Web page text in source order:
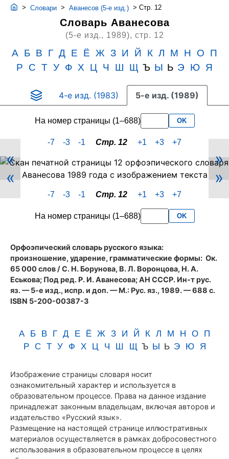
> Словари > Аванесов (5-е изд.) > Стр. 12
Словарь Аванесова
(5-е изд., 1989), стр. 12
А Б В Г Д Е Ё Ж З И Й К Л М Н О
П
Р
С Т У Ф Х Ц Ч Ш Щ Ъ Ы Ь Э Ю Я
4-е изд. (1983) 5-е изд. (1989)
На номер страницы (1–688) OK
-7 -3 -1 Стр. 12 +1 +3 +7
Скан
PDF-
страницы
12
Аванесова
«
»
«
»
-7 -3 -1 Стр. 12 +1 +3 +7
На номер страницы (1–688) OK
Орфоэпический словарь русского языка:
произношение, ударение, грамматические формы: Ок.
65 000 слов / С. Н. Борунова, В. Л. Воронцова, Н. А.
Еськова; Под ред. Р. И. Аванесова; АН СССР. Ин-т рус.
яз. — 5-е изд., испр. и доп. — М.: Рус. яз., 1989. — 688 с.
ISBN 5-200-00387-3
А Б В Г Д Е Ё Ж З И Й К Л М Н О П
Р С Т У Ф Х Ц Ч Ш Щ Ъ Ы Ь Э Ю Я
Изображение страницы словаря носит
ознакомительный характер и используется в
образовательном процессе. Права на данное издание
принадлежат законным владельцам, включая авторов и
издательство «Русский язык».
Размещение на настоящей странице иллюстративных
материалов осуществляется в рамках добросовестного
использования в образовательном процессе в целях